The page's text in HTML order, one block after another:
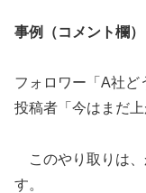
事例（コメント欄）
フォロワー「A社ど
投稿者「今はまだ
このやり取りは、
す。